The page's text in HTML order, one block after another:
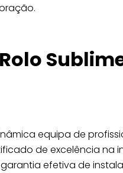
equipa de
de excelência na
efetiva de